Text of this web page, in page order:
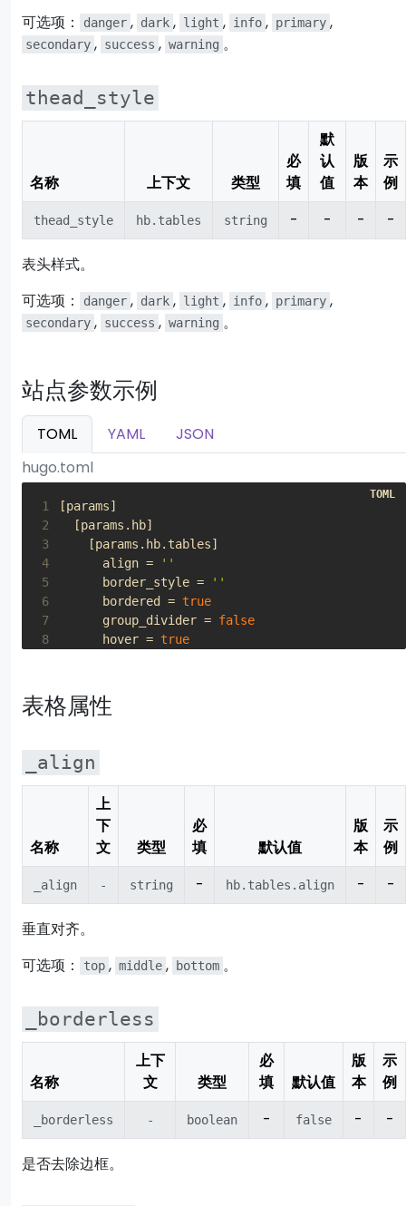
可选项： danger , dark , light , info , primary ,
secondary , success , warning 。
thead_style
名称 上下文 类型
必
填
默
认
值
版
本
示
例
thead_style hb.tables string - - - -
表头样式。
可选项：
danger , dark , light , info , primary ,
secondary , success , warning 。
站点参数示例
TOML YAML
JSON
hugo.toml
1 [params]
2
[params . hb]
3
[params . hb. tables]
4
align =
''
5
border_style =
''
6
bordered = true
7
group_divider = false
8
hover = true
11
style
12
thead_style
表格属性
_align
名称
上
下
文
类型
必
填
默认值
版
本
示
例
_align - string - hb.tables.align - -
垂直对齐。
可选项：
top , middle , bottom 。
_borderless
名称
上下
文
类型
必
填
默认值
版
本
示
例
_borderless - boolean - false - -
是否去除边框。